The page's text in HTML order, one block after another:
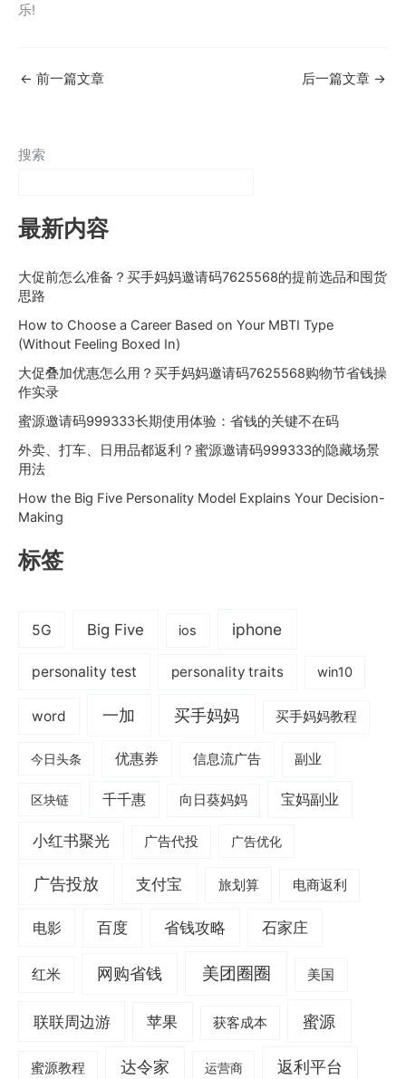
乐!
← 前一篇文章 后一篇文章 →
搜索
最新内容
大促前怎么准备？买手妈妈邀请码7625568的提前选品和囤货
思路
How to Choose a Career Based on Your MBTI Type
(Without Feeling Boxed In)
大促叠加优惠怎么用？买手妈妈邀请码7625568购物节省钱操
作实录
蜜源邀请码999333长期使用体验：省钱的关键不在码
外卖、打车、日用品都返利？蜜源邀请码999333的隐藏场景
用法
How the Big Five Personality Model Explains Your Decision-
Making
标签
5G Big Five ios iphone
personality test personality traits win10
word 一加 买手妈妈 买手妈妈教程
今日头条 优惠券 信息流广告 副业
区块链 千千惠 向日葵妈妈 宝妈副业
小红书聚光 广告代投 广告优化
广告投放 支付宝 旅划算 电商返利
电影 百度 省钱攻略 石家庄
红米 网购省钱 美团圈圈 美国
联联周边游 苹果 获客成本 蜜源
蜜源教程 达令家 运营商 返利平台